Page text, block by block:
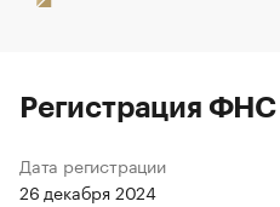
Регистрация ФНС
Дата регистрации
26 декабря 2024